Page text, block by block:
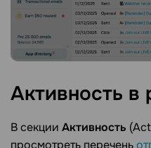
Активность в
В секции Активность
просмотреть перечень